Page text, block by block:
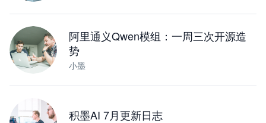
阿里通义Qwen模组：一周三次开源造
势
小墨
积墨AI 7月更新日志